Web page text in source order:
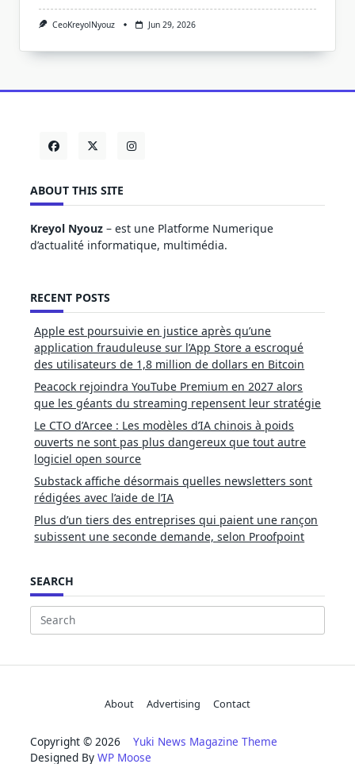
CeoKreyolNyouz Jun 29, 2026
ABOUT THIS SITE
Kreyol Nyouz – est une Platforme Numerique
d’actualité informatique, multimédia.
RECENT POSTS
Apple est poursuivie en justice après qu’une
application frauduleuse sur l’App Store a escroqué
des utilisateurs de 1,8 million de dollars en Bitcoin
Peacock rejoindra YouTube Premium en 2027 alors
que les géants du streaming repensent leur stratégie
Le CTO d’Arcee : Les modèles d’IA chinois à poids
ouverts ne sont pas plus dangereux que tout autre
logiciel open source
Substack affiche désormais quelles newsletters sont
rédigées avec l’aide de l’IA
Plus d’un tiers des entreprises qui paient une rançon
subissent une seconde demande, selon Proofpoint
SEARCH
Search
About Advertising Contact
Copyright © 2026 Yuki News Magazine Theme
Designed By WP Moose